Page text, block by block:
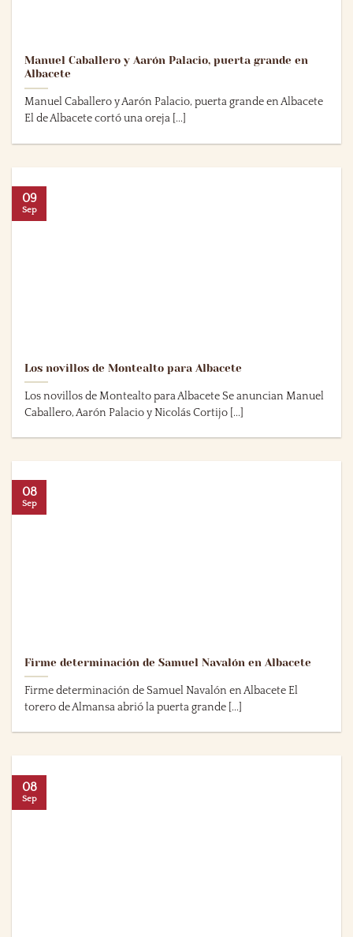
Manuel Caballero y Aarón Palacio, puerta grande en
Albacete
Manuel Caballero y Aarón Palacio, puerta grande en Albacete
El de Albacete cortó una oreja [...]
Los novillos de Montealto para Albacete
Los novillos de Montealto para Albacete Se anuncian Manuel
Caballero, Aarón Palacio y Nicolás Cortijo [...]
09
Sep
Firme determinación de Samuel Navalón en Albacete
Firme determinación de Samuel Navalón en Albacete El
torero de Almansa abrió la puerta grande [...]
08
Sep
08
Sep